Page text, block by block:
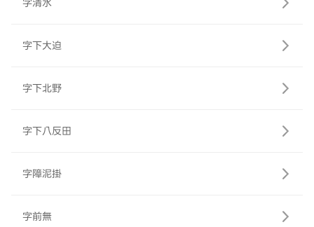
字下大迫
字下北野
字下八反田
字障泥掛
字前無